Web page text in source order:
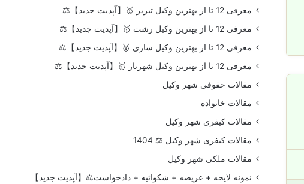
معرفی 12 تا از بهترین وکیل تبریز 🥇【آپدیت جدید】⚖️
معرفی 12 تا از بهترین وکیل رشت 🥇【آپدیت جدید】⚖️
معرفی 12 تا از بهترین وکیل ساری 🥇【آپدیت جدید】⚖️
معرفی 12 تا از بهترین وکیل شهریار 🥇【آپدیت جدید】⚖️
مقالات حقوقی شهر وکیل
مقالات خانواده
مقالات کیفری شهر وکیل
مقالات کیفری شهر وکیل ⚖️ 1404
مقالات ملکی شهر وکیل
نمونه لایحه + عریضه + شکوائیه + دادخواست⚖️【آپدیت جدید】